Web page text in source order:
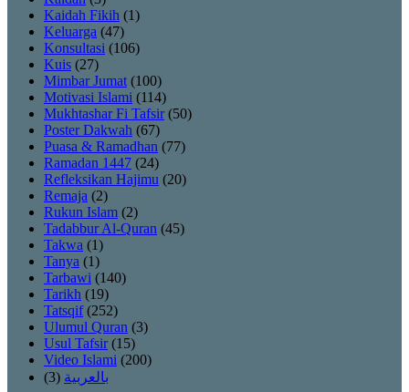
Kaidah Fikih (1)
Keluarga (47)
Konsultasi (106)
Kuis (27)
Mimbar Jumat (100)
Motivasi Islami (114)
Mukhtashar Fi Tafsir (50)
Poster Dakwah (67)
Puasa & Ramadhan (77)
Ramadan 1447 (24)
Refleksikan Hajimu (20)
Remaja (2)
Rukun Islam (2)
Tadabbur Al-Quran (45)
Takwa (1)
Tanya (1)
Tarbawi (140)
Tarikh (19)
Tatsqif(252)
Ulumul Quran (3)
Usul Tafsir (15)
Video Islami (200)
بالعربية (3)